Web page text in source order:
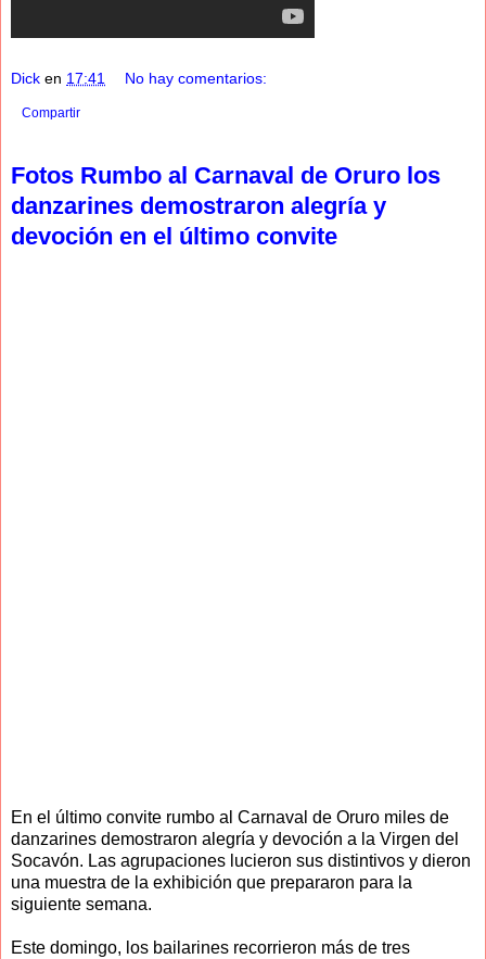
Dick en 17:41 No hay comentarios:
Compartir
Fotos Rumbo al Carnaval de Oruro los
danzarines demostraron alegría y
devoción en el último convite
En el último convite rumbo al Carnaval de Oruro miles de
danzarines demostraron alegría y devoción a la Virgen del
Socavón. Las agrupaciones lucieron sus distintivos y dieron
una muestra de la exhibición que prepararon para la
siguiente semana.
Este domingo, los bailarines recorrieron más de tres